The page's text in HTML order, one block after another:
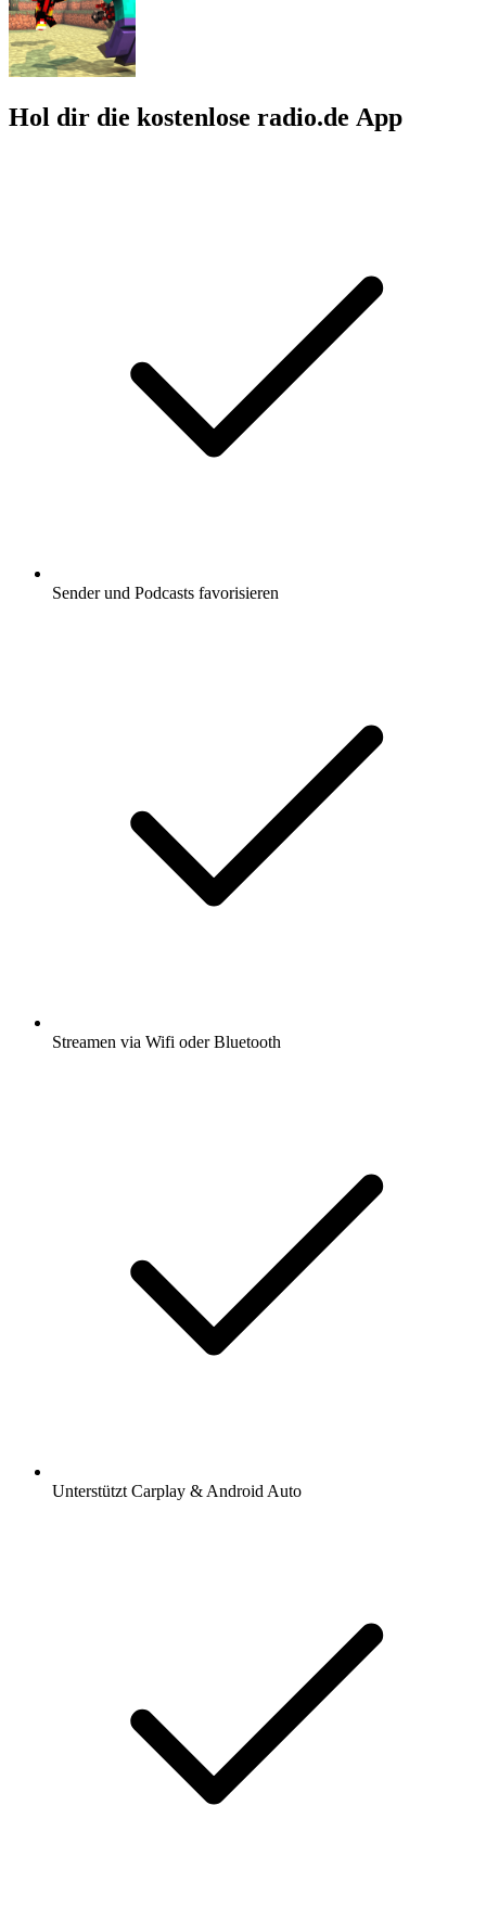
Hol dir die kostenlose radio.de App
Sender und Podcasts favorisieren
Streamen via Wifi oder Bluetooth
Unterstützt Carplay & Android Auto